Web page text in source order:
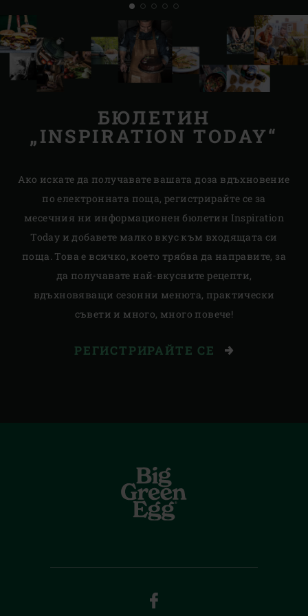
БЮЛЕТИН
„INSPIRATION TODAY“
Ако искате да получавате вашата доза вдъхновение
по електронната поща, регистрирайте се за
месечния ни информационен бюлетин Inspiration
Today и добавете малко вкус към входящата си
поща. Това е всичко, което трябва да направите, за
да получавате най-вкусните рецепти,
вдъхновяващи сезонни менюта, практически
съвети и много, много повече!
РЕГИСТРИРАЙТЕ СЕ
FACEBOOK